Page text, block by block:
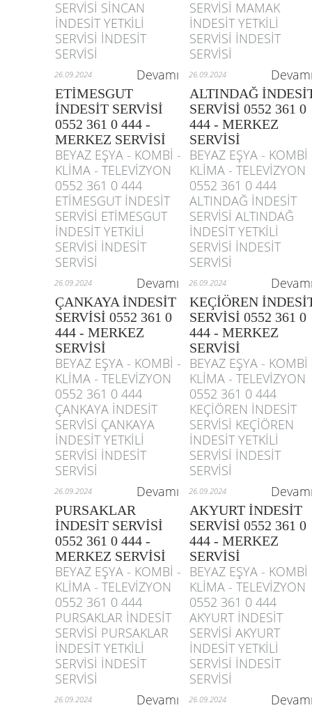
SERVİSİ SİNCAN
İNDESİT YETKİLİ
SERVİSİ İNDESİT
SERVİSİ
SERVİSİ MAMAK
İNDESİT YETKİLİ
SERVİSİ İNDESİT
SERVİSİ
26.09.2024 Devamı 26.09.2024
ETİMESGUT
İNDESİT SERVİSİ
0552 361 0 444 -
MERKEZ SERVİSİ
ALTINDAĞ
SERVİSİ 0552 361 0
444 - MERKEZ
SERVİSİ
BEYAZ EŞYA - KOMBİ -
KLİMA - TELEVİZYON
0552 361 0 444
ETİMESGUT İNDESİT
SERVİSİ ETİMESGUT
İNDESİT YETKİLİ
SERVİSİ İNDESİT
SERVİSİ
BEYAZ EŞYA - KOMBİ
KLİMA - TELEVİZYON
0552 361 0 444
ALTINDAĞ İNDESİT
SERVİSİ ALTINDAĞ
İNDESİT YETKİLİ
SERVİSİ İNDESİT
SERVİSİ
26.09.2024 Devamı 26.09.2024
ÇANKAYA İNDESİT
SERVİSİ 0552 361 0
444 - MERKEZ
SERVİSİ
KEÇİÖREN
SERVİSİ 0552 361 0
444 - MERKEZ
SERVİSİ
BEYAZ EŞYA - KOMBİ -
KLİMA - TELEVİZYON
0552 361 0 444
ÇANKAYA İNDESİT
SERVİSİ ÇANKAYA
İNDESİT YETKİLİ
SERVİSİ İNDESİT
SERVİSİ
BEYAZ EŞYA - KOMBİ
KLİMA - TELEVİZYON
0552 361 0 444
KEÇİÖREN İNDESİT
SERVİSİ KEÇİÖREN
İNDESİT YETKİLİ
SERVİSİ İNDESİT
SERVİSİ
26.09.2024 Devamı 26.09.2024
PURSAKLAR
İNDESİT SERVİSİ
0552 361 0 444 -
MERKEZ SERVİSİ
AKYURT İNDESİT
SERVİSİ 0552 361 0
444 - MERKEZ
SERVİSİ
BEYAZ EŞYA - KOMBİ -
KLİMA - TELEVİZYON
0552 361 0 444
PURSAKLAR İNDESİT
SERVİSİ PURSAKLAR
İNDESİT YETKİLİ
SERVİSİ İNDESİT
SERVİSİ
BEYAZ EŞYA - KOMBİ
KLİMA - TELEVİZYON
0552 361 0 444
AKYURT İNDESİT
SERVİSİ AKYURT
İNDESİT YETKİLİ
SERVİSİ İNDESİT
SERVİSİ
26.09.2024 Devamı 26.09.2024